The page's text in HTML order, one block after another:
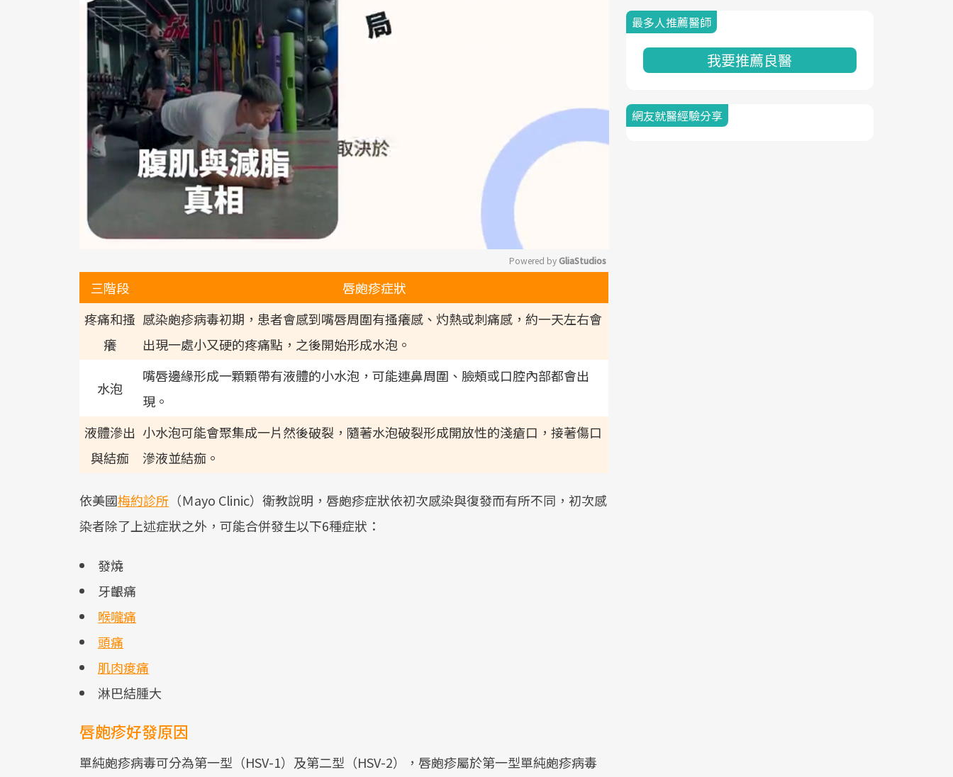
Mute
Powered by GliaStudios
三階段
唇皰疹症狀
疼痛和搔
癢
感染皰疹病毒初期，患者會感到嘴唇周圍有搔癢感、灼熱或刺痛感，約一天左右會
出現一處小又硬的疼痛點，之後開始形成水泡。
水泡
嘴唇邊緣形成一顆顆帶有液體的小水泡，可能連鼻周圍、臉頰或口腔內部都會出
現。
液體滲出
與結痂
小水泡可能會聚集成一片然後破裂，隨著水泡破裂形成開放性的淺瘡口，接著傷口
滲液並結痂。
依美國梅約診所 （Ｍayo Clinic）衛教說明，唇皰疹症狀依初次感染與復發而有所不同，初次感
染者除了上述症狀之外，可能合併發生以下6種症狀：
發燒
牙齦痛
喉嚨痛
頭痛
肌肉痠痛
淋巴結腫大
唇皰疹好發原因
單純皰疹病毒可分為第一型（HSV-1）及第二型（HSV-2），唇皰疹屬於第一型單純皰疹病毒
最多人推薦醫師
我要推薦良醫
網友就醫經驗分享